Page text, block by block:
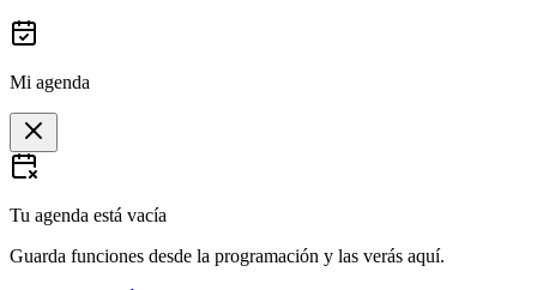
Mi agenda
Tu agenda está vacía
Guarda funciones desde la programación y las verás aquí.